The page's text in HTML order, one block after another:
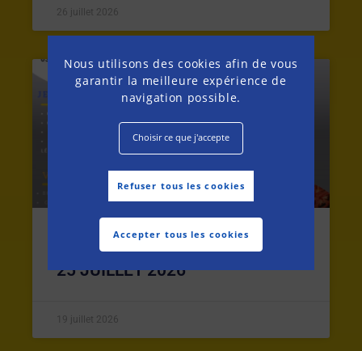
Nous utilisons des cookies afin de vous
garantir la meilleure expérience de
navigation possible.
Choisir ce que j'accepte
Refuser tous les cookies
Accepter tous les cookies
26 juillet 2026
MENU DE LA SEMAINE
MENU DU LUNDI 20 AU SAMEDI
25 JUILLET 2026
19 juillet 2026